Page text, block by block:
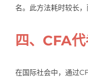
名。此方法耗时较长
四、CFA
在国际社会中，通过